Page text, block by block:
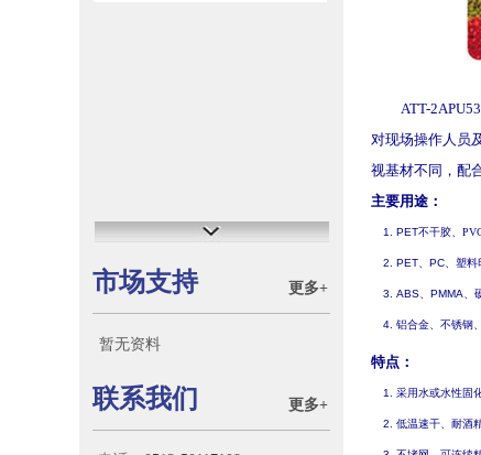
市场支持 更多+
暂无资料
联系我们 更多+
ATT-
对现场操作人员
视基材不同， 配
主要用途：
1. PET不干胶
2. PET PC 、塑料
3. ABS PMMA 、
4. 铝合金、不锈钢
特点：
1. 采用水或水性固
2. 低温速干、耐酒